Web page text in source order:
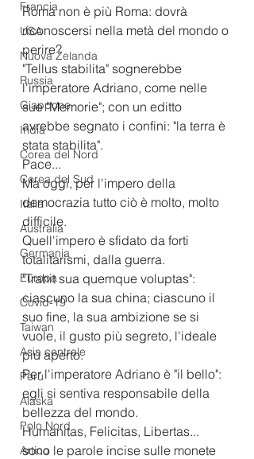
Francia
USA
Nuova Zelanda
Russia
Giappone
India
Corea del Nord
Corea del Sud
Italia
Australia
Germania
Europa
Covid-19
Taiwan
Asia centrale
Perù
Alaska
Polo Nord
Artico
Roma non è più Roma: dovrà
riconoscersi nella metà del mondo o
perire?
"Tellus stabilita" sognerebbe
l'imperatore Adriano, come nelle
sue "Memorie"; con un editto
avrebbe segnato i confini: "la terra è
stata stabilita".
Pace...
Ma oggi, per l'impero della
democrazia tutto ciò è molto, molto
difficile.
Quell'impero è sfidato da forti
totalitarismi, dalla guerra.
"Trahit sua quemque voluptas":
ciascuno la sua china; ciascuno il
suo fine, la sua ambizione se si
vuole, il gusto più segreto, l'ideale
più aperto.
Per l'imperatore Adriano è "il bello":
egli si sentiva responsabile della
bellezza del mondo.
Humanitas, Felicitas, Libertas...
sono le parole incise sulle monete